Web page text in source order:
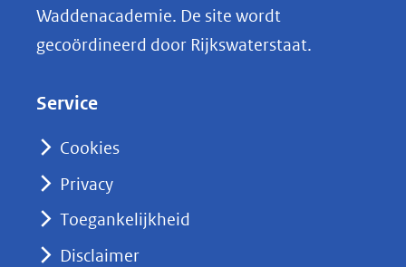
k
e
nieuw
Waddenacademie. De site wordt
gecoördineerd door Rijkswaterstaat.
Service
Cookies
Privacy
Toegankelijkheid
Disclaimer